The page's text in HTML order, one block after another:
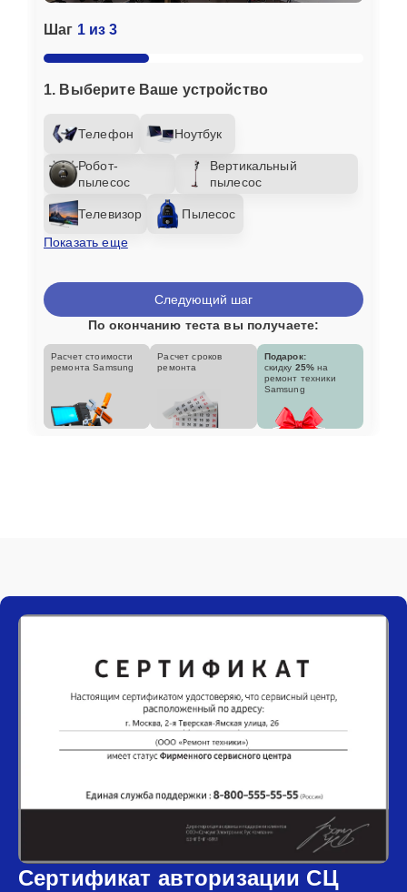
Шаг 1 из 3
1. Выберите Ваше устройство
Телефон Ноутбук
Робот-
пылесос
Вертикальный
пылесос
Телевизор
Пылесос
Показать еще
Следующий шаг
По окончанию теста вы получаете:
Расчет стоимости
ремонта Samsung
Расчет сроков
ремонта
Подарок:
скидку 25% на
ремонт техники
Samsung
Сертификат авторизации СЦ